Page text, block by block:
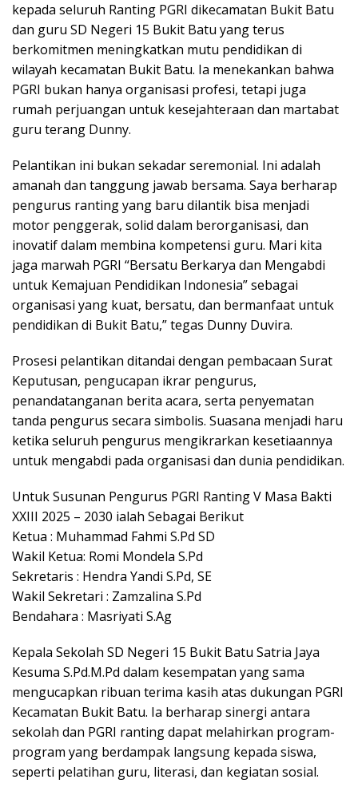
kepada seluruh Ranting PGRI dikecamatan Bukit Batu
dan guru SD Negeri 15 Bukit Batu yang terus
berkomitmen meningkatkan mutu pendidikan di
wilayah kecamatan Bukit Batu. Ia menekankan bahwa
PGRI bukan hanya organisasi profesi, tetapi juga
rumah perjuangan untuk kesejahteraan dan martabat
guru terang Dunny.
Pelantikan ini bukan sekadar seremonial. Ini adalah
amanah dan tanggung jawab bersama. Saya berharap
pengurus ranting yang baru dilantik bisa menjadi
motor penggerak, solid dalam berorganisasi, dan
inovatif dalam membina kompetensi guru. Mari kita
jaga marwah PGRI “Bersatu Berkarya dan Mengabdi
untuk Kemajuan Pendidikan Indonesia” sebagai
organisasi yang kuat, bersatu, dan bermanfaat untuk
pendidikan di Bukit Batu,” tegas Dunny Duvira.
Prosesi pelantikan ditandai dengan pembacaan Surat
Keputusan, pengucapan ikrar pengurus,
penandatanganan berita acara, serta penyematan
tanda pengurus secara simbolis. Suasana menjadi haru
ketika seluruh pengurus mengikrarkan kesetiaannya
untuk mengabdi pada organisasi dan dunia pendidikan.
Untuk Susunan Pengurus PGRI Ranting V Masa Bakti
XXIII 2025 – 2030 ialah Sebagai Berikut
Ketua : Muhammad Fahmi S.Pd SD
Wakil Ketua: Romi Mondela S.Pd
Sekretaris : Hendra Yandi S.Pd, SE
Wakil Sekretari : Zamzalina S.Pd
Bendahara : Masriyati S.Ag
Kepala Sekolah SD Negeri 15 Bukit Batu Satria Jaya
Kesuma S.Pd.M.Pd dalam kesempatan yang sama
mengucapkan ribuan terima kasih atas dukungan PGRI
Kecamatan Bukit Batu. Ia berharap sinergi antara
sekolah dan PGRI ranting dapat melahirkan program-
program yang berdampak langsung kepada siswa,
seperti pelatihan guru, literasi, dan kegiatan sosial.